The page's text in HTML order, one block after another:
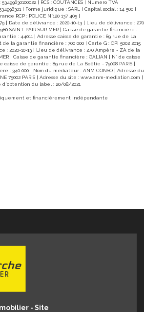
cour et
cadre de
bénéficie
permettant
pour un
2360
cette
quelques possibilités de
ENERGIE : F (312) - CLASSE CLIMAT
des dépenses annuelles
2 819 € et 3 815 €. Date de référence des prix de l'énergie
utilisés pour établir cette
logement à consommation excessive Les
les risques auxquels ce
sur le site Géorisques
CONDITIONS : Prix : 273
REF 9737SRSR Pour visiter contacter l'agence Delamarche
Immobilier Gavray -Simon
| RCS : COUTANCES | Numero TVA
| Forme juridique : SARL | Capital social : 14 500 |
RCP : POLICE N°120 137 405 |
| Date de délivrance : 2020-10-13 | Lieu de délivrance : 270
SAINT PAIR SUR MER | Caisse de garantie financière :
: 44011 | Adresse caisse de garantie : 89 rue de La
de la garantie financière : 700 000 | Carte G : CPI 5002 2015
: 2020-10-13 | Lieu de délivrance : 270 Ampère - ZA de la
MER | Caisse de garantie financière : GALIAN | N° de caisse
caisse de garantie : 89 rue de La Boëtie - 75008 PARIS |
: 340 000 | Nom du médiateur : ANM CONSO | Adresse du
75002 PARIS | Adresse du site : www.anm-mediation.com
d'obtention du label : 20/08/2021
et financièrement indépendante
- Site